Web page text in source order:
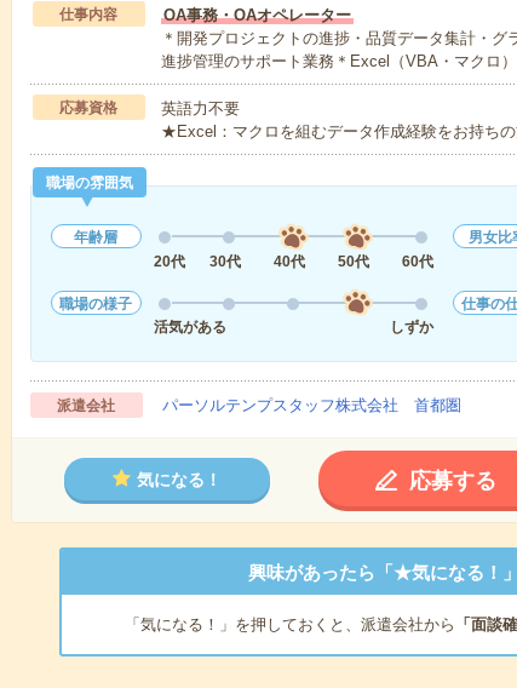
仕事内容
OA事務・OAオペレーター
＊開発プロジェクトの進捗・品質データ集計・
進捗管理のサポート業務＊Excel（VBA・マクロ
応募資格
英語力不要
★Excel：マクロを組むデータ作成経験をお持ち
職場の雰囲気
年齢層
20代
30代 40代 50代 60代
男女比
職場の様子
活気がある
しずか
仕事の
派遣会社 パーソルテンプスタッフ株式会社 首都圏
気になる！ 応募する
興味があったら「★気になる！
「気になる！」を押しておくと、派遣会社から 「面談